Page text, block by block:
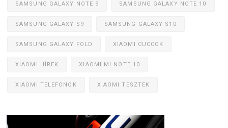
SAMSUNG GALAXY NOTE 9 SAMSUNG GALAXY NOTE 10
SAMSUNG GALAXY S9 SAMSUNG GALAXY S10
SAMSUNG GALAXY FOLD XIAOMI CUCCOK
XIAOMI HÍREK XIAOMI MI NOTE 10
XIAOMI TELEFONOK XIAOMI TESZTEK